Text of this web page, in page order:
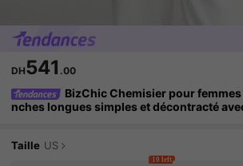
DH541 .00
BizChic Chemisier pour femmes
nches longues simples et décontracté
Taille US
10 left